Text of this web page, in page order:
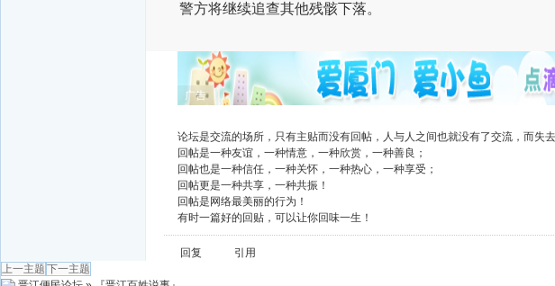
警方将继续追查其他残骸下落。
广告
论坛是交流的场所，只有主贴而没有回帖，人与人之间也就没有了交流，而失
回帖是一种友谊，一种情意，一种欣赏，一种善良；
回帖也是一种信任，一种关怀，一种热心，一种享受；
回帖更是一种共享，一种共振！
回帖是网络最美丽的行为！
有时一篇好的回贴，可以让你回味一生！
回复 引用
上一主题 下一主题